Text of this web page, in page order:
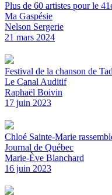
Plus de 60 artistes pour le
Ma Gaspésie
Nelson Sergerie
21 mars 2024
Festival de la chanson de
Le Canal Auditif
Raphaël Boivin
17 juin 2023
Chloé Sainte-Marie
Journal de Québec
Marie-Ève Blanchard
16 juin 2023